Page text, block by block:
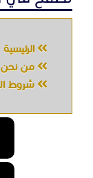
الرئيسية
من نحن
شروط